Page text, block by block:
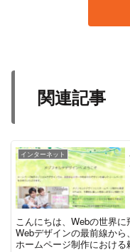
関連記事
インターネット
こんにちは、Webの世界に
Webデザインの最前線から
ホームページ制作におけ